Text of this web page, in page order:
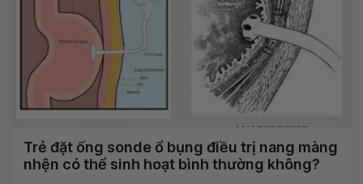
Trẻ đặt ống sonde ổ bụng điều trị nang màng
nhện có thể sinh hoạt bình thường không?